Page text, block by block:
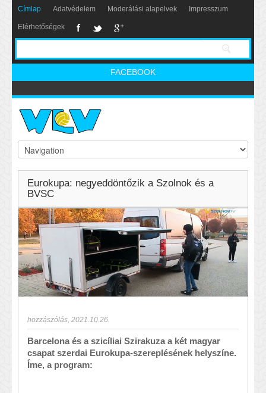
Címlap Adatvédelem Moderálási alapelvek Impresszum
Elérhetőségek
FACEBOOK
Eurokupa: negyeddöntőzik a Szolnok és a
BVSC
hozzászólás 2021.10.26.
Barcelona és a szicíliai Szirakuza a két magyar
csapat szerdai Eurokupa-szereplésének helyszíne.
Íme, a program: